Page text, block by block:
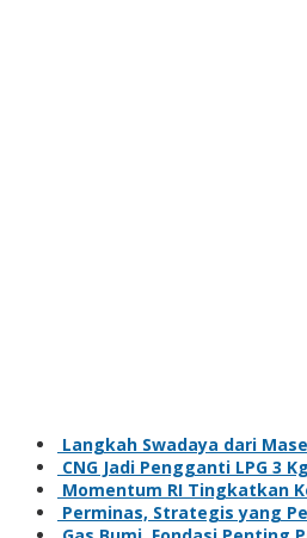
Langkah Swadaya dari
CNG Jadi Pengganti LPG 3 Kg
Momentum RI Tingkatkan
Perminas, Strategis yang